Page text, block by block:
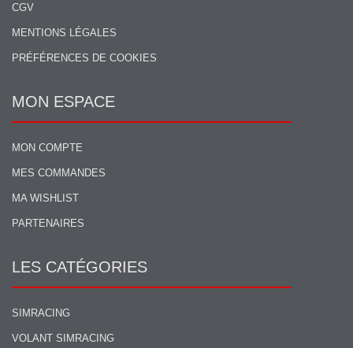
CGV
MENTIONS LÉGALES
PRÉFÉRENCES DE COOKIES
MON ESPACE
MON COMPTE
MES COMMANDES
MA WISHLIST
PARTENAIRES
LES CATÉGORIES
SIMRACING
VOLANT SIMRACING